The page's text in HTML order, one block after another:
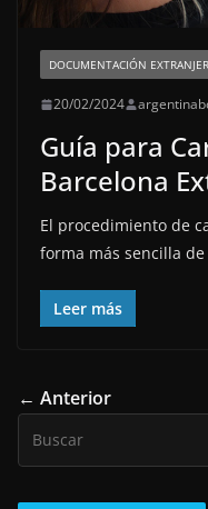
DOCUMENTACIÓN
20/02/2024
Guía para
Barcelona
El procedimiento de
forma más sencilla
Leer más
← Anterior